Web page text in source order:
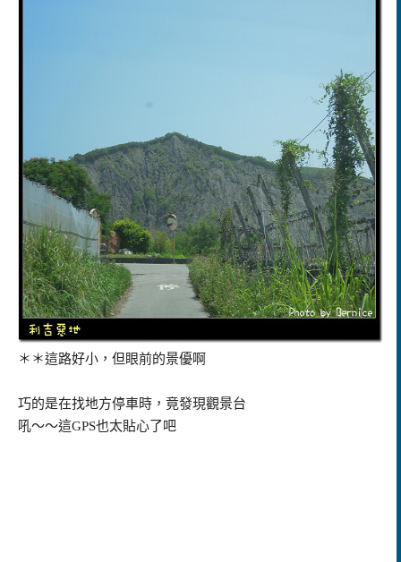
＊＊這路好小，但眼前的景優啊
巧的是在找地方停車時，竟發現觀景台
吼～～這GPS也太貼心了吧